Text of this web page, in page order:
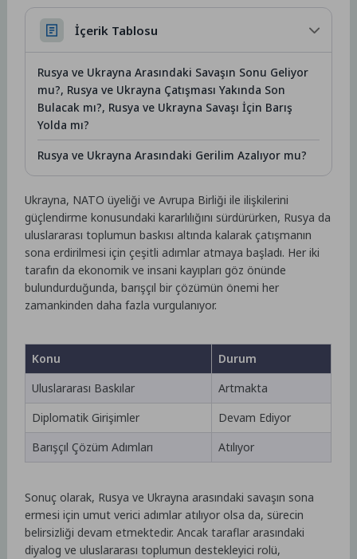
İçerik Tablosu
Rusya ve Ukrayna Arasındaki Savaşın Sonu Geliyor
mu?, Rusya ve Ukrayna Çatışması Yakında Son
Bulacak mı?, Rusya ve Ukrayna Savaşı İçin Barış
Yolda mı?
Rusya ve Ukrayna Arasındaki Gerilim Azalıyor mu?
Ukrayna, NATO üyeliği ve Avrupa Birliği ile ilişkilerini
güçlendirme konusundaki kararlılığını sürdürürken, Rusya da
uluslararası toplumun baskısı altında kalarak çatışmanın
sona erdirilmesi için çeşitli adımlar atmaya başladı. Her iki
tarafın da ekonomik ve insani kayıpları göz önünde
bulundurduğunda, barışçıl bir çözümün önemi her
zamankinden daha fazla vurgulanıyor.
Konu
Durum
Uluslararası Baskılar
Artmakta
Diplomatik Girişimler
Devam Ediyor
Barışçıl Çözüm Adımları
Atılıyor
Sonuç olarak, Rusya ve Ukrayna arasındaki savaşın sona
ermesi için umut verici adımlar atılıyor olsa da, sürecin
belirsizliği devam etmektedir. Ancak taraflar arasındaki
diyalog ve uluslararası toplumun destekleyici rolü,